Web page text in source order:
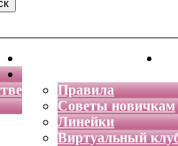
Энциклопедия кошек
Правила
Советы новичкам
Линейки
Виртуальный